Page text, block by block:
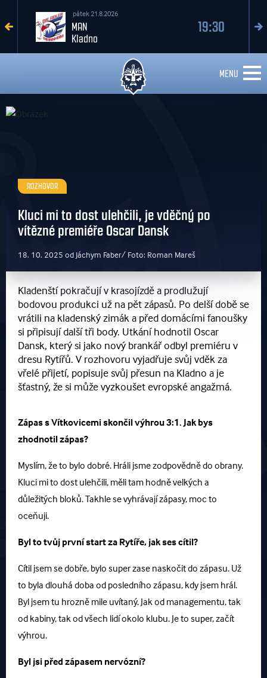
pátek 21.8.2026
MAN
Kladno
19:30
MENU
ROZHOVOR
Kluci mi to dost ulehčili, je vděčný po
vítězné premiéře Oscar Dansk
18. 10. 2025 od Jáchym Faber/ Foto: Roman Mareš
Kladenští pokračují v krasojízdě a prodlužují
bodovou produkci už na pět zápasů. Po delší době se
vrátili na kladenský zimák a před domácími fanoušky
si připisují další tři body. Utkání hodnotil Oscar
Dansk, který si jako nový brankář odbyl premiéru v
dresu Rytířů. V rozhovoru vyjadřuje svůj vděk za
vřelé přijetí, popisuje svůj přesun na Kladno a je
šťastný, že si může vyzkoušet evropské angažmá.
Zápas s Vítkovicemi skončil výhrou 3:1. Jak bys
zhodnotil zápas?
Myslím, že to bylo dobré. Hráli jsme zodpovědně do obrany.
Kluci mi to dost ulehčili, měli tam hodně velkých a
důležitých bloků. Takhle se vyhrávají zápasy, moc to
oceňuji.
Byl to tvůj první start za Rytíře, jak ses cítil?
Cítil jsem se dobře, bylo super zase naskočit do zápasu. Už
to byla dlouhá doba od posledního zápasu, kdy jsem hrál.
Byl jsem tu hrozně mile uvítaný. Jak od managementu, tak
od kabiny, tak od všech lidí okolo klubu. Je to super, začít
výhrou.
Byl jsi před zápasem nervózní?